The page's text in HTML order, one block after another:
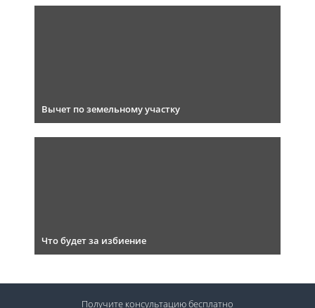
Вычет по земельному участку
Что будет за избиение
Получите консультациюбесплатно